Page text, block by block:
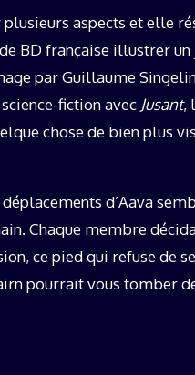
aspects et elle
BD française illustrer un
par Guillaume
fiction avec Jusant,
chose de bien plus
d’Aava
Chaque membre
ce pied qui refuse de
pourrait vous tomber